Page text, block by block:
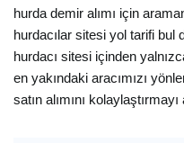
hurda demir alımı için
hurdacılar sitesi yol tarifi bul
hurdacı sitesi içinden
en yakındaki aracımızı
satın alımını